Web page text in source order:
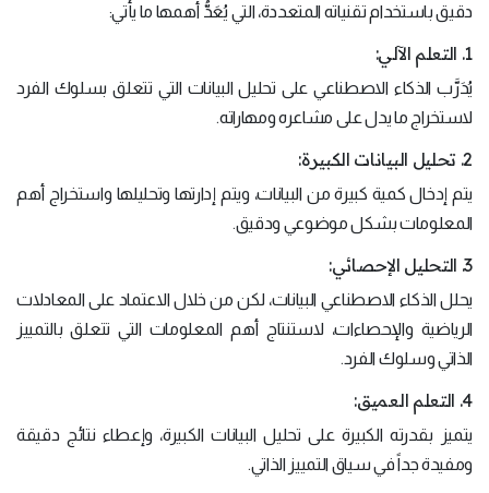
دقيق باستخدام تقنياته المتعددة، التي يُعَدُّ أهمها ما يأتي:
1. التعلم الآلي:
يُدَرَّب الذكاء الاصطناعي على تحليل البيانات التي تتعلق بسلوك الفرد
لاستخراج ما يدل على مشاعره ومهاراته.
2. تحليل البيانات الكبيرة:
يتم إدخال كمية كبيرة من البيانات، ويتم إدارتها وتحليلها واستخراج أهم
المعلومات بشكل موضوعي ودقيق.
3. التحليل الإحصائي:
يحلل الذكاء الاصطناعي البيانات، لكن من خلال الاعتماد على المعادلات
الرياضية والإحصاءات، لاستنتاج أهم المعلومات التي تتعلق بالتمييز
الذاتي وسلوك الفرد.
4. التعلم العميق:
يتميز بقدرته الكبيرة على تحليل البيانات الكبيرة، وإعطاء نتائج دقيقة
ومفيدة جداً في سياق التمييز الذاتي.